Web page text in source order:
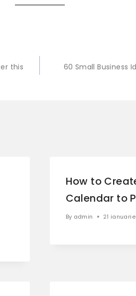
this
60 Small Business
How to
Calendar to
By admin 21